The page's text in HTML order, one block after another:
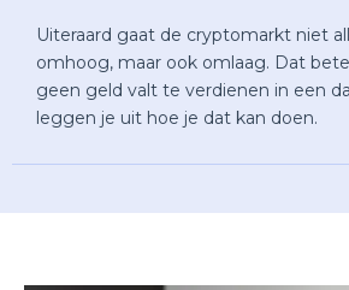
Uiteraard gaat de cryptomarkt niet
omhoog, maar ook omlaag. Dat
geen geld valt te verdienen in een
leggen je uit hoe je dat kan doen.